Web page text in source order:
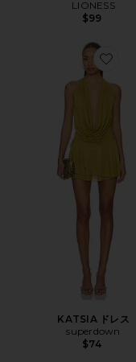
LIONESS
$99
KATSIA ドレス
superdown
$74